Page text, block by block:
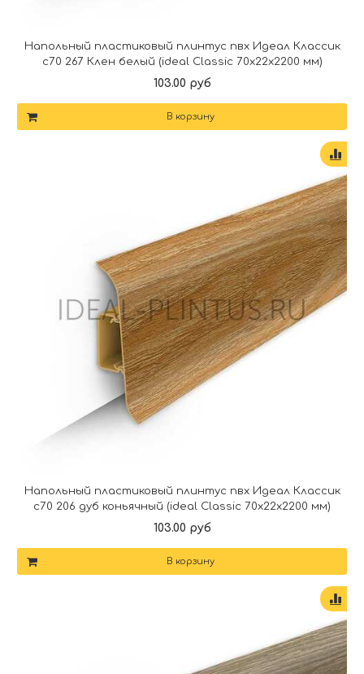
Напольный пластиковый плинтус пвх Идеал Классик
c70 267 Клен белый (ideal Classic 70х22х2200 мм)
103.00 руб
В корзину
Напольный пластиковый плинтус пвх Идеал Классик
c70 206 дуб коньячный (ideal Classic 70х22х2200 мм)
103.00 руб
В корзину